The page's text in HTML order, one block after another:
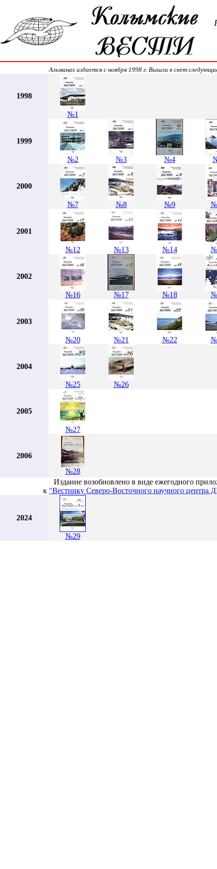
Альманах издается с ноября 1998 г. Вышли в свет
1998
№1
1999
№2 №3 №4
2000
№7 №8 №9
2001
№12 №13 №14
2002
№16 №17 №18
2003
№20 №21 №22
2004
№25 №26
2005
№27
2006
№28
Издание возобновлено в виде ежегодного
к "Вестнику Северо-Восточного научного
2024
№29